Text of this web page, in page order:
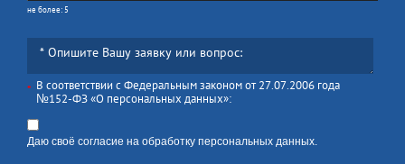
не более: 5
* В соответствии с Федеральным законом от 27.07.2006 года
№152-ФЗ «О персональных данных»:
Даю своё согласие на обработку персональных данных.